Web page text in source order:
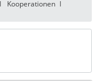
Kooperationen